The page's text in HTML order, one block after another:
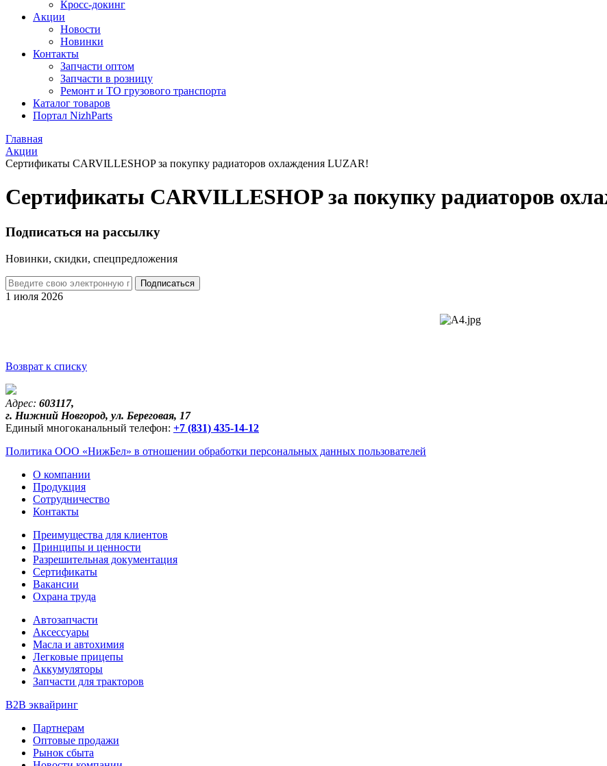
Кросс-докинг
Акции
Новости
Новинки
Контакты
Запчасти оптом
Запчасти в розницу
Ремонт и ТО грузового транспорта
Каталог товаров
Портал NizhParts
Главная
Акции
Сертификаты CARVILLESHOP за покупку радиаторов охлаждения LUZAR!
Сертификаты CARVILLESHOP за покупку радиаторов
Подписаться на рассылку
Новинки, скидки, спецпредложения
1 июля 2026
Возврат к списку
Адрес: 603117,
г. Нижний Новгород, ул. Береговая, 17
Единый многоканальный телефон: +7 (831) 435-14-12
Политика ООО «НижБел» в отношении обработки персональных данных пользователей
О компании
Продукция
Сотрудничество
Контакты
Преимущества для клиентов
Принципы и ценности
Разрешительная документация
Сертификаты
Вакансии
Охрана труда
Автозапчасти
Аксессуары
Масла и автохимия
Легковые прицепы
Аккумуляторы
Запчасти для тракторов
B2B эквайринг
Партнерам
Оптовые продажи
Рынок сбыта